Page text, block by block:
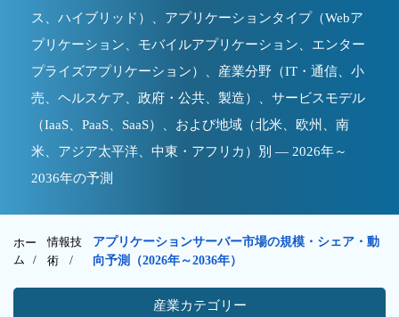
ス、ハイブリッド）、アプリケーションタイプ（Webア
プリケーション、モバイルアプリケーション、エンター
プライズアプリケーション）、産業分野（IT・通信、小
売、ヘルスケア、政府・公共、製造）、サービスモデル
（IaaS、PaaS、SaaS）、および地域（北米、欧州、南
米、アジア太平洋、中東・アフリカ）別 ― 2026年～
2036年の予測
ホー
ム /
情報技
術 /
アプリケーションサーバー市場の規模・シェア・動
向予測（2026年～2036年）
産業カテゴリー